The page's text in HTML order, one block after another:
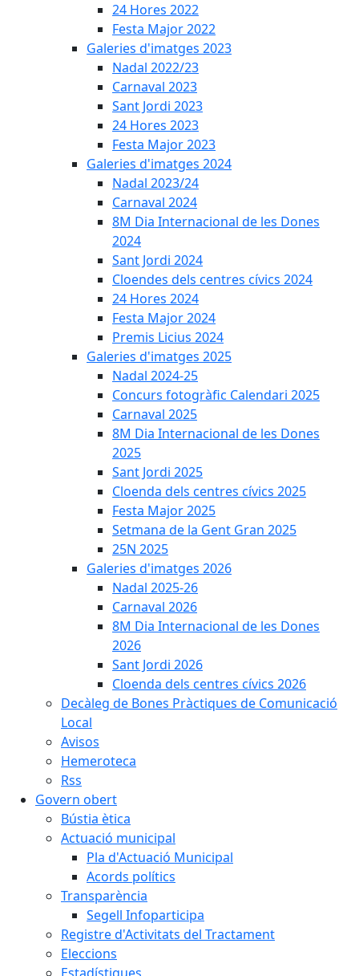
24 Hores 2022
Festa Major 2022
Galeries d'imatges 2023
Nadal 2022/23
Carnaval 2023
Sant Jordi 2023
24 Hores 2023
Festa Major 2023
Galeries d'imatges 2024
Nadal 2023/24
Carnaval 2024
8M Dia Internacional de les Dones
2024
Sant Jordi 2024
Cloendes dels centres cívics 2024
24 Hores 2024
Festa Major 2024
Premis Licius 2024
Galeries d'imatges 2025
Nadal 2024-25
Concurs fotogràfic Calendari 2025
Carnaval 2025
8M Dia Internacional de les Dones
2025
Sant Jordi 2025
Cloenda dels centres cívics 2025
Festa Major 2025
Setmana de la Gent Gran 2025
25N 2025
Galeries d'imatges 2026
Nadal 2025-26
Carnaval 2026
8M Dia Internacional de les Dones
2026
Sant Jordi 2026
Cloenda dels centres cívics 2026
Decàleg de Bones Pràctiques de Comunicació
Local
Avisos
Hemeroteca
Rss
Govern obert
Bústia ètica
Actuació municipal
Pla d'Actuació Municipal
Acords polítics
Transparència
Segell Infoparticipa
Registre d'Activitats del Tractament
Eleccions